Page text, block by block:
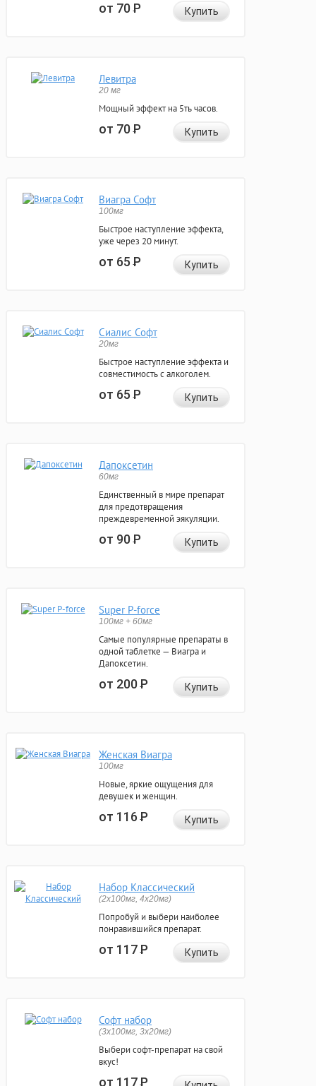
от 70Р Купить
Левитра
20 мг
Мощный эффект на 5ть часов.
от 70Р Купить
Виагра Софт
100мг
Быстрое наступление эффекта,
уже через 20 минут.
от 65Р Купить
Сиалис Софт
20мг
Быстрое наступление эффекта и
совместимость с алкоголем.
от 65Р Купить
Дапоксетин
60мг
Единственный в мире препарат
для предотвращения
преждевременной эякуляции.
от 90Р Купить
Super P-force
100мг + 60мг
Самые популярные препараты в
одной таблетке — Виагра и
Дапоксетин.
от 200Р Купить
Женская Виагра
100мг
Новые, яркие ощущения для
девушек и женщин.
от 116Р Купить
Набор Классический
(2x100мг, 4x20мг)
Попробуй и выбери наиболее
понравившийся препарат.
от 117Р Купить
Софт набор
(3x100мг, 3x20мг)
Выбери софт-препарат на свой
вкус!
от 117Р